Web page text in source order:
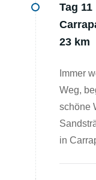
Tag 11
23 km
Immer
Weg,
schöne
in